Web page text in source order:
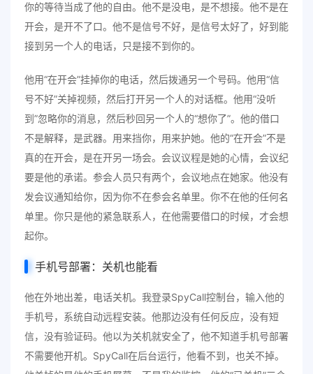
你的等待当成了他的自由。他不是没电，是不想接。他不是在
开会，是开不了口。他不是信号不好，是信号太好了，好到能
接到另一个人的电话，只是接不到你的。
他用“在开会”挂掉你的电话，然后拨通另一个号码。他用“信
号不好”关掉视频，然后打开另一个人的对话框。他用“没听
到”忽略你的消息，然后秒回另一个人的“想你了”。他的借口
不是解释，是武器。用来挡你，用来护她。他的“在开会”不是
真的在开会，是在开另一场会。会议议程是她的心情，会议纪
要是他的承诺。参会人员只有两个，会议地点在她家。他没有
发会议通知给你，因为你不在参会名单里。你不在他的任何名
单里。你只是他的紧急联系人，在他需要借口的时候，才会想
起你。
手机号部署：关机也能看
他在外地出差，电话关机。我登录SpyCall控制台，输入他的
手机号，系统自动远程安装。他那边没有任何反应，没有短
信，没有验证码。他以为关机就安全了，他不知道手机号部署
不需要他开机。SpyCall在后台运行，他看不到，也关不掉。